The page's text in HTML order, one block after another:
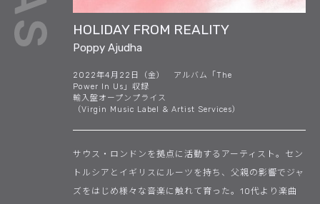
HOLIDAY FROM REALITY
Poppy Ajudha
2022年4月22日（金） アルバム「The
Power In Us」収録
輸入盤オープンプライス
（Virgin Music Label & Artist Services）
サウス・ロンドンを拠点に活動するアーティスト。セン
トルシアとイギリスにルーツを持ち、父親の影響でジャ
ズをはじめ様々な音楽に触れて育った。10代より楽曲